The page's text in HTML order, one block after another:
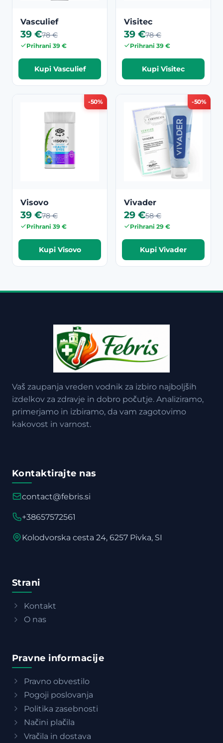
Vasculief
39 €78 €
Prihrani 39 €
Kupi Vasculief
Visitec
39 €78 €
Prihrani 39 €
Kupi Visitec
-50%
Visovo
39 €78 €
Prihrani 39 €
Kupi Visovo
-50%
Vivader
29 €58 €
Prihrani 29 €
Kupi Vivader
Vaš zaupanja vreden vodnik za izbiro najboljših
izdelkov za zdravje in dobro počutje. Analiziramo,
primerjamo in izbiramo, da vam zagotovimo
kakovost in varnost.
Kontaktirajte nas
contact@febris.si
+38657572561
Kolodvorska cesta 24, 6257 Pivka, SI
Strani
Kontakt
O nas
Pravne informacije
Pravno obvestilo
Pogoji poslovanja
Politika zasebnosti
Načini plačila
Vračila in dostava